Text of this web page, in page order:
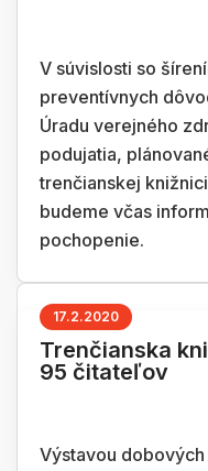
V súvislosti so
preventívnych
Úradu verejného
podujatia,
trenčianskej
budeme včas
pochopenie.
17.2.2020
Trenčianska
95 čitateľov
Výstavou